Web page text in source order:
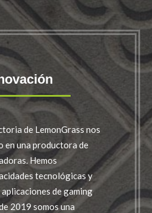
de LemonGrass nos
en una productora de
Hemos
tecnológicas y
de gaming
2019 somos una